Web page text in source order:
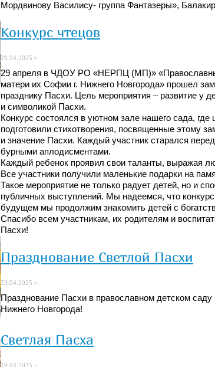
Мордвинову Василису- группа Фантазеры»,
Конкурс чтецов
29.04.2025 г.
29 апреля в ЧДОУ РО «НЕРПЦ (МП)»
матери их Софии г. Нижнего Новгорода» прошел
празднику Пасхи. Цель мероприятия – развитие у
и символикой Пасхи.
Конкурс состоялся в уютном зале нашего сада,
подготовили стихотворения, посвященные этому
и значение Пасхи. Каждый участник старался
бурными аплодисментами.
Каждый ребенок проявил свои таланты, выражая
Все участники получили маленькие подарки на
Такое мероприятие не только радует детей, но и
публичных выступлений. Мы надеемся, что
будущем мы продолжим знакомить детей с
Спасибо всем участникам, их родителям и
Пасхи!
Празднование Светлой Пасхи
23.04.2025 г.
Празднование Пасхи в православном детском
Нижнего Новгорода!
Светлая Пасха
19.04.2025 г.